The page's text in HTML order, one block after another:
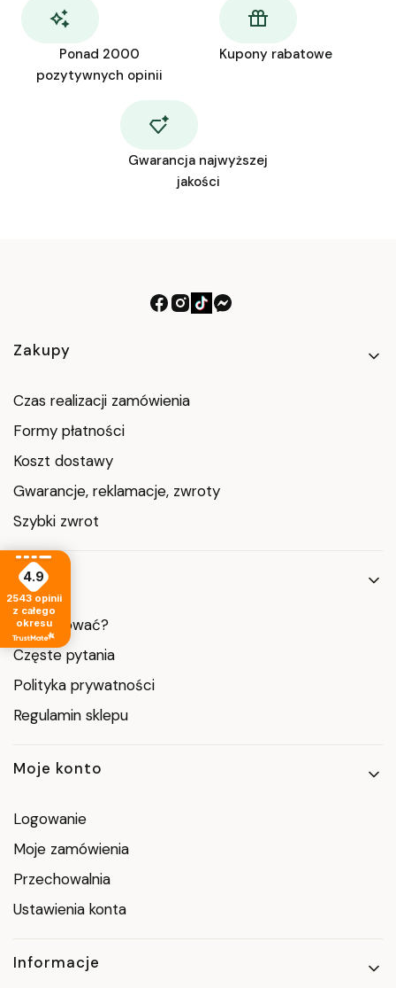
Ponad 2000
pozytywnych opinii
Kupony rabatowe
Gwarancja najwyższej
jakości
Linki w stopce
Zakupy
Czas realizacji zamówienia
Formy płatności
Koszt dostawy
Gwarancje, reklamacje, zwroty
Szybki zwrot
Pomoc
Jak kupować?
Częste pytania
Polityka prywatności
Regulamin sklepu
Moje konto
Logowanie
Moje zamówienia
Przechowalnia
Ustawienia konta
Informacje
4.9
2543 opinii
z całego
okresu